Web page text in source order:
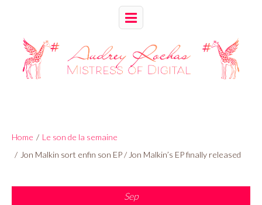
Home / Le son de la semaine
/ Jon Malkin sort enfin son EP / Jon Malkin’s EP finally released
Sep